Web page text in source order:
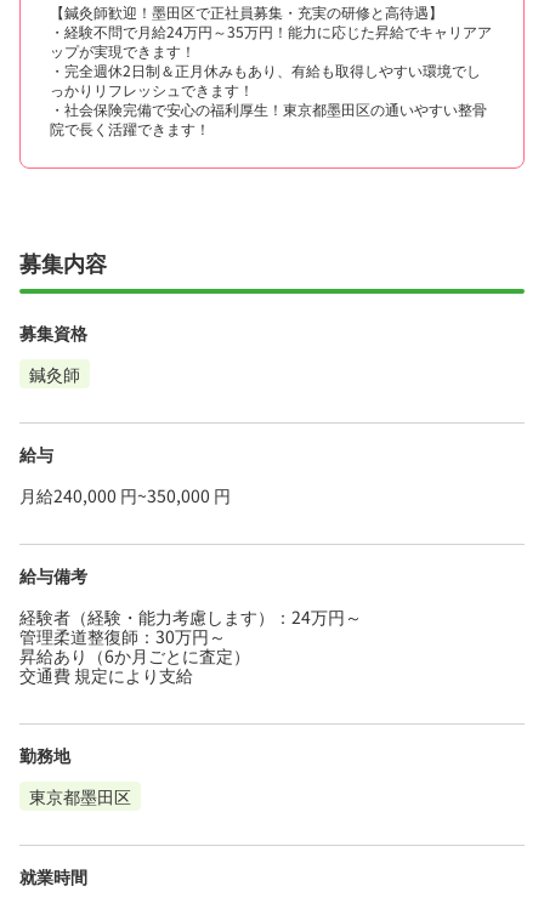
【鍼灸師歓迎！墨田区で正社員募集・充実の研修と高待遇】
・経験不問で月給24万円～35万円！能力に応じた昇給でキャリアア
ップが実現できます！
・完全週休2日制＆正月休みもあり、有給も取得しやすい環境でし
っかりリフレッシュできます！
・社会保険完備で安心の福利厚生！東京都墨田区の通いやすい整骨
院で長く活躍できます！
募集内容
募集資格
鍼灸師
給与
月給240,000 円~350,000 円
給与備考
経験者（経験・能力考慮します）：24万円～
管理柔道整復師：30万円～
昇給あり（6か月ごとに査定）
交通費 規定により支給
勤務地
東京都墨田区
就業時間